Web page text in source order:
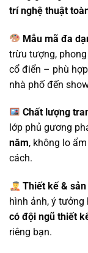
trí nghệ thuật
Mẫu mã đa
trừu tượng,
cổ điển – phù
nhà phố đến
Chất lượng
lớp phủ gương
năm, không lo
cách.
Thiết kế &
hình ảnh, ý
có đội ngũ thiết
riêng bạn.